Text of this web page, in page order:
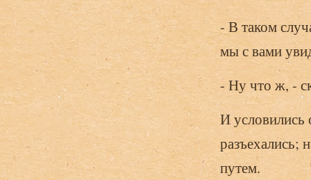
- В таком
мы с вами
- Ну что ж, -
И условились
разъехались;
путем.